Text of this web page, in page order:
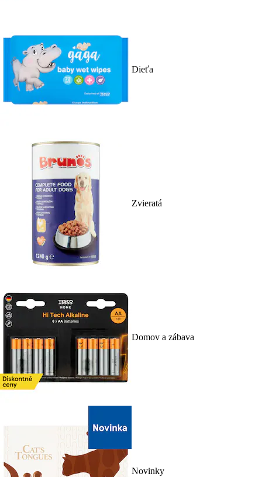
Dieťa
Zvieratá
Domov a zábava
Novinky